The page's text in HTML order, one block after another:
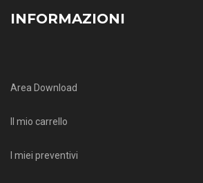
INFORMAZIONI
Area Download
Il mio carrello
I miei preventivi